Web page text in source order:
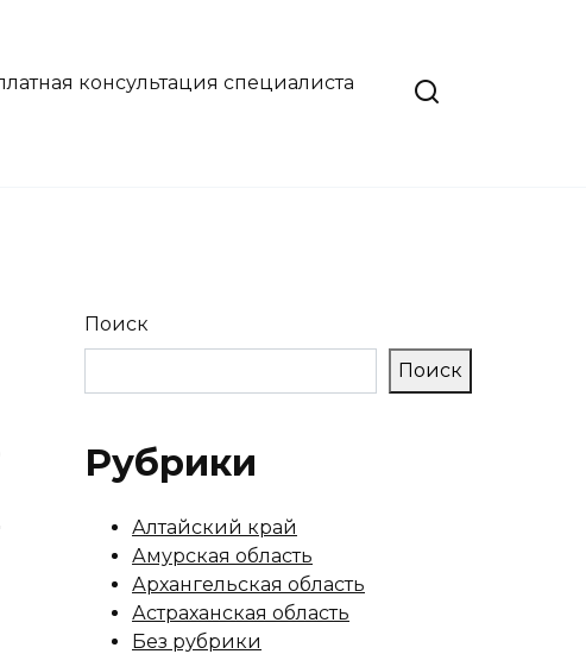
консультация специалиста
Поиск
Поиск
Рубрики
Алтайский край
Амурская область
Архангельская область
Астраханская область
Без рубрики